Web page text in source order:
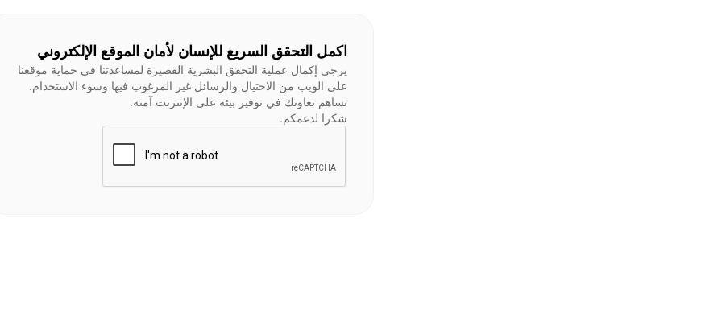
اكمل التحقق السريع للإنسان لأمان الموقع الإلكتروني
يرجى إكمال عملية التحقق البشرية القصيرة لمساعدتنا في حماية موقعنا
على الويب من الاحتيال والرسائل غير المرغوب فيها وسوء الاستخدام.
تساهم تعاونك في توفير بيئة على الإنترنت آمنة.
شكرا لدعمكم.